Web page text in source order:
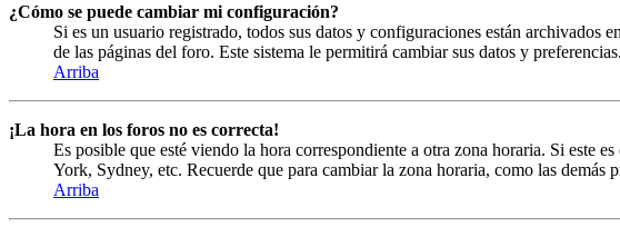
¿Cómo se puede cambiar mi configuración?
Si es un usuario registrado, todos sus datos y configuraciones están archivados
de las páginas del foro. Este sistema le permitirá cambiar sus datos y preferencias.
Arriba
¡La hora en los foros no es correcta!
Es posible que esté viendo la hora correspondiente a otra zona horaria. Si este
York, Sydney, etc. Recuerde que para cambiar la zona horaria, como las demás
Arriba